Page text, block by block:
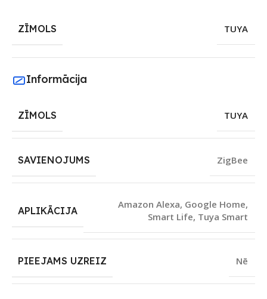
ZĪMOLS TUYA
Informācija
ZĪMOLS TUYA
SAVIENOJUMS ZigBee
APLIKĀCIJA
Amazon Alexa, Google Home,
Smart Life, Tuya Smart
PIEEJAMS UZREIZ Nē